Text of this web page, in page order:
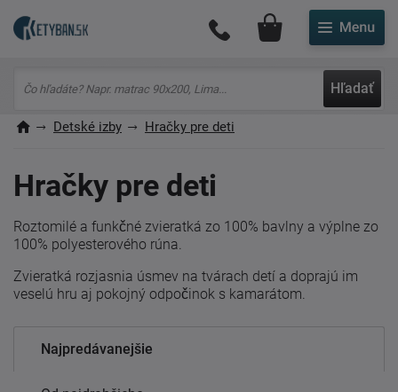
Hľadať
Môj účet
Detské izby Hračky pre deti
Hračky pre deti
Roztomilé a funkčné zvieratká zo 100% bavlny a výplne zo
100% polyesterového rúna.
Zvieratká rozjasnia úsmev na tvárach detí a doprajú im
veselú hru aj pokojný odpočinok s kamarátom.
Najpredávanejšie